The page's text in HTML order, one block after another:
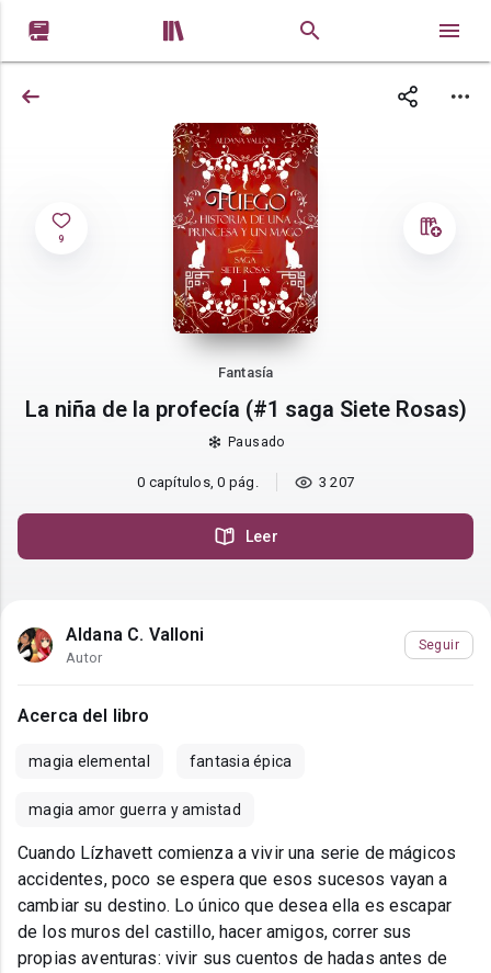
 
9
Fantasía
La niña de la profecía (#1 saga Siete Rosas)
Pausado
0 capítulos, 0 pág. 3 207
Leer
Aldana C. Valloni
Autor
Seguir
Acerca del libro
magia elemental fantasia épica
magia amor guerra y amistad
Cuando Lízhavett comienza a vivir una serie de mágicos
accidentes, poco se espera que esos sucesos vayan a
cambiar su destino. Lo único que desea ella es escapar
de los muros del castillo, hacer amigos, correr sus
propias aventuras: vivir sus cuentos de hadas antes de